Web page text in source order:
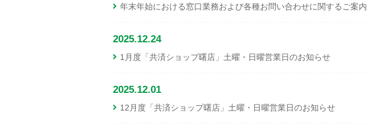
年末年始における窓口業務および各種お問い合わせに関するご案内
2025.12.24
1月度「共済ショップ曙店」土曜・日曜営業日のお知らせ
2025.12.01
12月度「共済ショップ曙店」土曜・日曜営業日のお知らせ